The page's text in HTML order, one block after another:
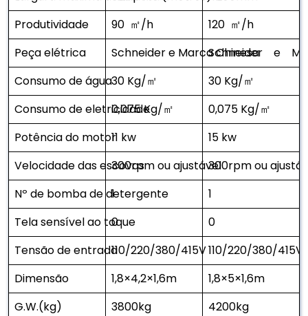
Produtividade
90 ㎡/h
120 ㎡/h
Peça elétrica
Schneider e Marca Chinesa
Schneider e
Consumo de água30 Kg/㎡
30 Kg/㎡
Consumo de eletricidade
0,075 Kg/㎡
0,075 Kg/㎡
Potência do motor11 kw
15 kw
Velocidade das escovas300rpm ou ajustável300rpm ou
Nº de bomba de detergente
1
1
Tela sensível ao toque
0
0
Tensão de entrada110/220/380/415V110/220/380/415V
Dimensão
1,8×4,2×1,6m
1,8×5×1,6m
G.W.(kg)
3800kg 4200kg